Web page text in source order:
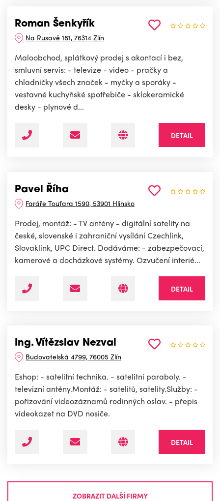
Roman Šenkyřík
Na Rusavě 181, 76314 Zlín
Maloobchod, splátkový prodej s akontací i bez,
smluvní servis: - televize - video - pračky a
chladničky všech značek - myčky a sporáky -
vestavné kuchyňské spotřebiče - sklokeramické
desky - plynové d...
DETAIL
Pavel Říha
Faráře Toufara 1590, 53901 Hlinsko
Prodej, montáž: - TV antény - digitální satelity na
české, slovenské i zahraniční vysílání Czechlink,
Slovaklink, UPC Direct. Dodáváme: - zabezpečovací,
kamerové a docházkové systémy. Ozvučení interié...
DETAIL
Ing. Vítězslav Nezval
Budovatelská 4799, 76005 Zlín
Eshop: - satelitní technika. - satelitní paraboly. -
televizní antény.Montáž: - satelitů, satelity.Služby: -
pořizování videozáznamů rodinných oslav. - přepis
videokazet na DVD nosiče.
DETAIL
ZOBRAZIT DALŠÍ FIRMY